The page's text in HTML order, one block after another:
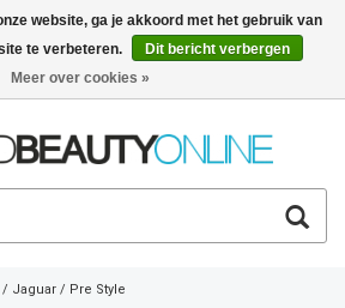
Nederlands €
/ Jaguar / Pre Style
website, ga je akkoord met het gebruik van
te verbeteren.
Dit bericht verbergen
Meer over cookies »